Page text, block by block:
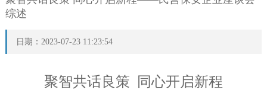
综述
日期：2023-07-23 11:23:54
聚智共话良策 同心开启新程